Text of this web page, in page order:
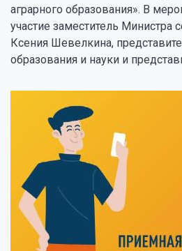
аграрного образования». В
участие заместитель Министра
Ксения Шевелкина,
образования и науки и